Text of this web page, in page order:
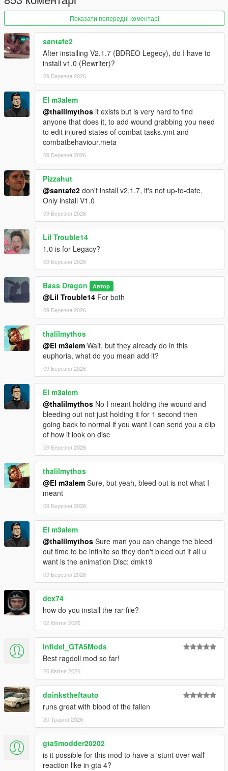
(𝗙𝗘𝗘𝗗𝗕𝗔𝗖𝗞):
Join MyDiscord ServerIf you have some feedback or have any
recommendations, I will try my best to make it happen.
__________________________________________________
____________________________________________
(𝗣𝗔𝗧𝗖𝗛 𝗡𝗢𝗧𝗘𝗦):
V1.0:
Fully rewritten:
Showcase
__________________________________________________
________________
(𝗗𝗜𝗦𝗖𝗟𝗔𝗜𝗠𝗘𝗥):
DO NOT REDISTRIBUTE WITHOUT MY PERMISSION!!!
Показати попередні коментарі
santafe2
After installing V2.1.7 (BDREO Legecy), do I have to
install v1.0 (Rewriter)?
09 Березня 2026
El m3alem
@thalilmythos it exists but is very hard to find
anyone that does it, to add wound grabbing you need
to edit injured states of combat tasks.ymt and
combatbehaviour.meta
09 Березня 2026
Pizzahut
@santafe2 don't install v2.1.7, it's not up-to-date.
Only install V1.0
09 Березня 2026
Lil Trouble14
1.0 is for Legacy?
09 Березня 2026
Bass Dragon Автор
@Lil Trouble14 For both
09 Березня 2026
thalilmythos
@El m3alem Wait, but they already do in this
euphoria, what do you mean add it?
09 Березня 2026
El m3alem
@thalilmythos No I meant holding the wound and
bleeding out not just holding it for 1 second then
going back to normal if you want I can send you a clip
of how it look on disc
09 Березня 2026
thalilmythos
@El m3alem Sure, but yeah, bleed out is not what I
meant
09 Березня 2026
El m3alem
@thalilmythos Sure man you can change the bleed
out time to be infinite so they don't bleed out if all u
want is the animation Disc: dmk19
09 Березня 2026
dex74
how do you install the rar file?
02 Квітня 2026
Infidel_GTA5Mods
Best ragdoll mod so far!
26 Квітня 2026
doinkstheftauto
runs great with blood of the fallen
30 Травня 2026
gta5modder20202
is it possible for this mod to have a 'stunt over wall'
reaction like in gta 4?